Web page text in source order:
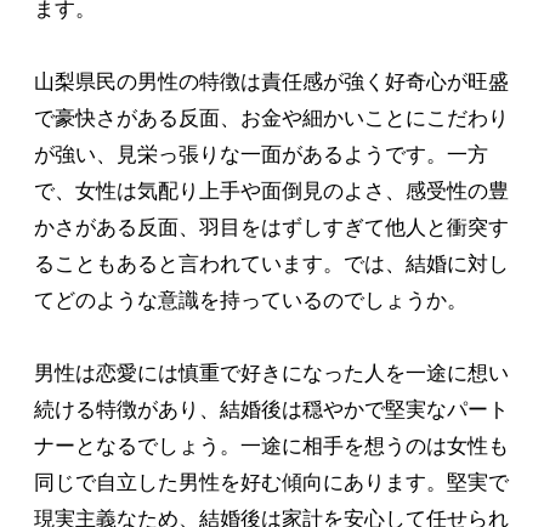
ます。
山梨県民の男性の特徴は責任感が強く好奇心が旺盛
で豪快さがある反面、お金や細かいことにこだわり
が強い、見栄っ張りな一面があるようです。一方
で、女性は気配り上手や面倒見のよさ、感受性の豊
かさがある反面、羽目をはずしすぎて他人と衝突す
ることもあると言われています。では、結婚に対し
てどのような意識を持っているのでしょうか。
男性は恋愛には慎重で好きになった人を一途に想い
続ける特徴があり、結婚後は穏やかで堅実なパート
ナーとなるでしょう。一途に相手を想うのは女性も
同じで自立した男性を好む傾向にあります。堅実で
現実主義なため、結婚後は家計を安心して任せられ